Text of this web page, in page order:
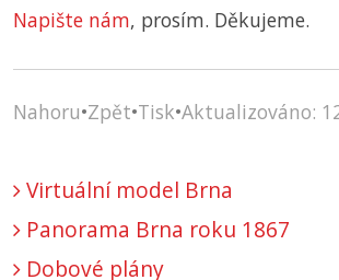
Napište nám, prosím. Děkujeme.
Nahoru•Zpět•Tisk•Aktualizováno:
Virtuální model Brna
Panorama Brna roku 1867
Dobové plány